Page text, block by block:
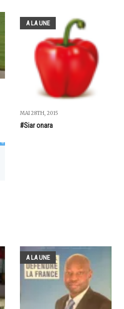
A LA UNE
MAI 28TH, 2015
#Siar onara
A LA UNE